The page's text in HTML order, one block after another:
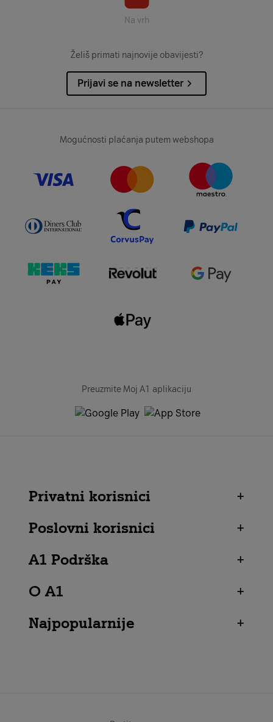
Na vrh
Želiš primati najnovije obavijesti?
Prijavi se na newsletter
Mogućnosti plaćanja putem webshopa
Preuzmite Moj A1 aplikaciju
Privatni korisnici
+
Poslovni korisnici
+
A1 Podrška
+
O A1
+
Najpopularnije
+